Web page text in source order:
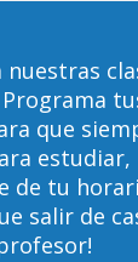
nuestras
que
estudiar,
de tu
salir de